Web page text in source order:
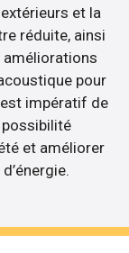
et la
réduite, ainsi
améliorations
pour
impératif de
et améliorer